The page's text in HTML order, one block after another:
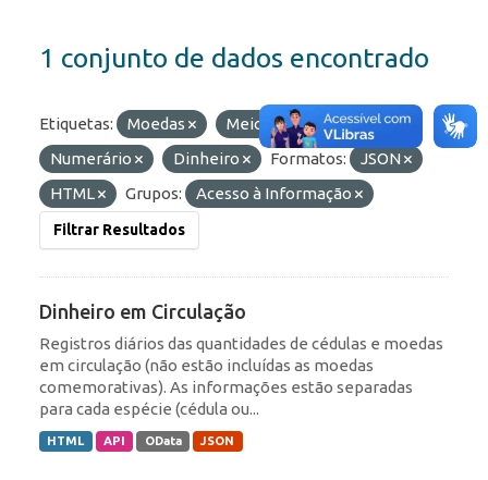
1 conjunto de dados encontrado
Etiquetas: Moedas
Meio Circulante
Numerário
Dinheiro Formatos:
JSON
HTML
Grupos: Acesso à Informação
Filtrar Resultados
Dinheiro em Circulação
Registros diários das quantidades de cédulas e moedas
em circulação (não estão incluídas as moedas
comemorativas). As informações estão separadas
para cada espécie (cédula ou...
HTML API OData JSON